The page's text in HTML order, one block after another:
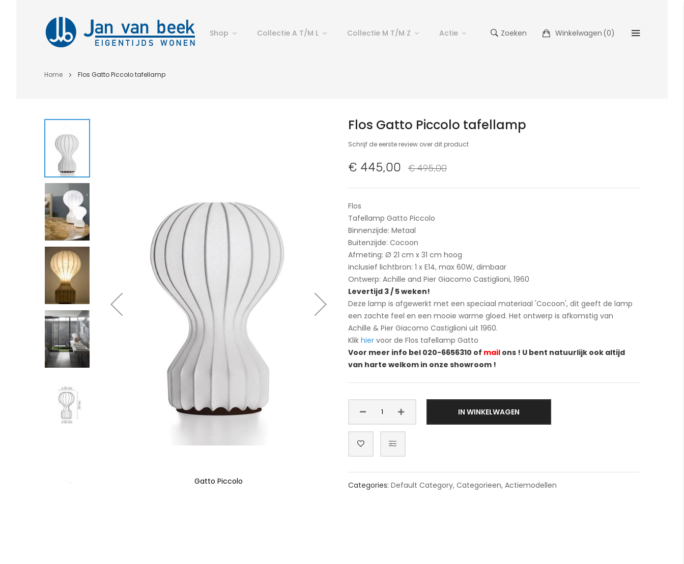
Shop Collectie A T/m L Collectie M T/m Z Actie Zoeken Winkelwagen (0)
Home Flos Gatto Piccolo tafellamp
naar
het
einde
de
afbeeldingen-
gallerij
Gatto Piccolo
Gatto Piccolo & Gatto
Flos Gatto Piccolo tafellamp
Schrijf de eerste review over dit product
€ 445,00 € 495,00
Flos
Tafellamp Gatto Piccolo
Binnenzijde: Metaal
Buitenzijde: Cocoon
Afmeting: Ø 21 cm x 31 cm hoog
inclusief lichtbron: 1 x E14, max 60W, dimbaar
Ontwerp: Achille and Pier Giacomo Castiglioni, 1960
Levertijd 3 / 5 weken!
Deze lamp is afgewerkt met een speciaal materiaal 'Cocoon', dit geeft de lamp
een zachte feel en een mooie warme gloed. Het ontwerp is afkomstig van
Achille & Pier Giacomo Castiglioni uit 1960.
Klik hiervoor de Flos tafellamp Gatto
Voor meer info bel 020-6656310 of mail ons ! U bent natuurlijk ook altijd
van harte welkom in onze showroom !
IN WINKELWAGEN
Categories: Default Category, Categorieen, Actiemodellen